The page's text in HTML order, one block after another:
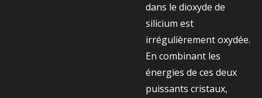
dans le dioxyde de
silicium est
irrégulièrement oxydée.
En combinant les
énergies de ces deux
puissants cristaux,